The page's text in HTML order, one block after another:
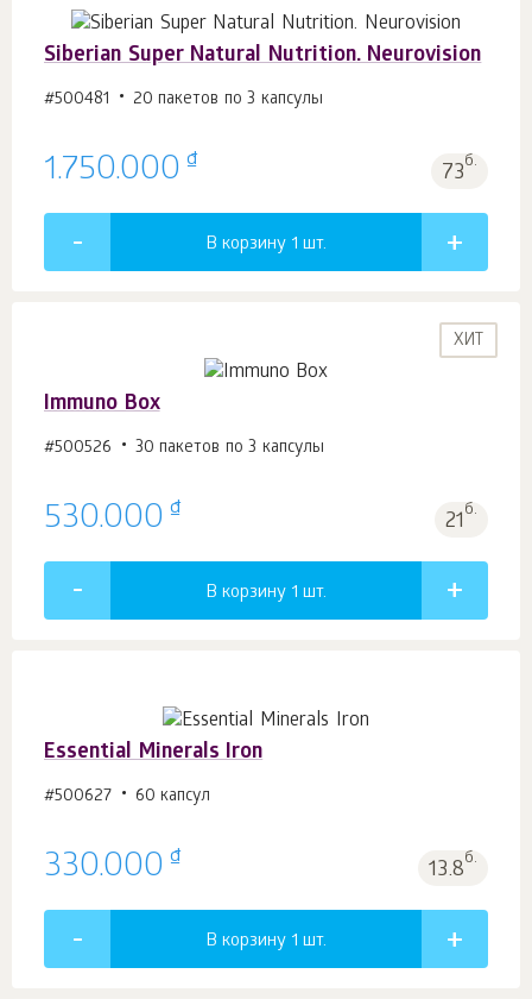
Siberian Super Natural Nutrition. Neurovision
#500481 20 пакетов по 3 капсулы
1.750.000 ₫ 73б.
В корзину 1 шт.
ХИТ
Immuno Box
#500526 30 пакетов по 3 капсулы
530.000 ₫ 21б.
В корзину 1 шт.
Essential Minerals Iron
#500627 60 капсул
330.000 ₫ 13.8б.
В корзину 1 шт.